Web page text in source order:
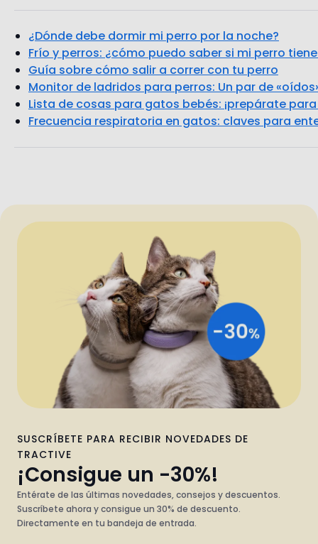
¿Dónde debe dormir mi perro por la noche?
Frío y perros: ¿cómo puedo saber si mi perro
Guía sobre cómo salir a correr con tu perro
Monitor de ladridos para perros: Un par de
Lista de cosas para gatos bebés: ¡prepárate
Frecuencia respiratoria en gatos: claves para
SUSCRÍBETE PARA RECIBIR NOVEDADES DE
TRACTIVE
¡Consigue un -30%!
Entérate de las últimas novedades, consejos y descuentos.
Suscríbete ahora y consigue un 30% de descuento.
Directamente en tu bandeja de entrada.